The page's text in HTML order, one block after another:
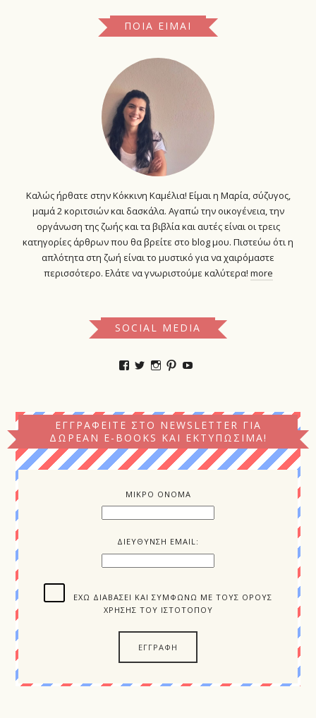
ΠΟΙΑ ΕΊΜΑΙ
Καλώς ήρθατε στην Κόκκινη Καμέλια! Είμαι η Μαρία, σύζυγος,
μαμά 2 κοριτσιών και δασκάλα. Αγαπώ την οικογένεια, την
οργάνωση της ζωής και τα βιβλία και αυτές είναι οι τρεις
κατηγορίες άρθρων που θα βρείτε στο blog μου. Πιστεύω ότι η
απλότητα στη ζωή είναι το μυστικό για να χαιρόμαστε
περισσότερο. Ελάτε να γνωριστούμε καλύτερα! more
SOCIAL MEDIA
Προβολή
στο
Facebook
Προβολή
στο
Twitter
Προβολή
στο
Instagram
Προβολή
στο
Pinterest
YouTube
ΕΓΓΡΑΦΕΊΤΕ ΣΤΟ NEWSLETTER ΓΙΑ
ΔΩΡΕΆΝ E-BOOKS ΚΑΙ ΕΚΤΥΠΏΣΙΜΑ!
ΜΙΚΡΟ ΟΝΟΜΑ
ΔΙΕΥΘΥΝΣΗ EMAIL:
ΈΧΩ ΔΙΑΒΆΣΕΙ ΚΑΙ ΣΥΜΦΩΝΏ ΜΕ ΤΟΥΣ ΌΡΟΥΣ
ΧΡΉΣΗΣ ΤΟΥ ΙΣΤΌΤΟΠΟΥ